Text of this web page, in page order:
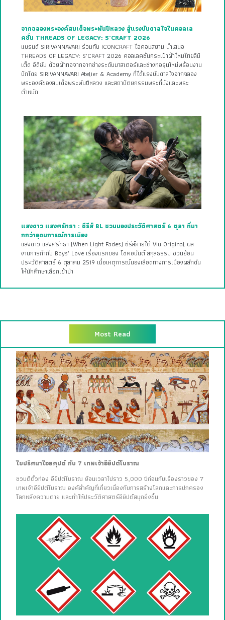
จากฉลองพระองค์สมเด็จพระพันปีหลวง สู่แรงบันดาลใจในคอลเล
คชั่น THREADS OF LEGACY: S’CRAFT 2026
แบรนด์ SIRIVANNAVARI ร่วมกับ ICONCRAFT ไอคอนสยาม นำเสนอ
THREADS OF LEGACY: S’CRAFT 2026 คอลเลคชั่นกระเป๋าผ้าไหมไทยลิมิ
เต็ด อิดิชัน ด้วยผ้าทอจากจากช่างระดับมาสเตอร์และช่างทอรุ่นใหม่พร้อมงาน
ปักโดย SIRIVANNAVARI Atelier & Academy ที่ได้แรงบันดาลใจจากฉลอง
พระองค์ของสมเด็จพระพันปีหลวง และสถาปัตยกรรมพระที่นั่งและพระ
ตำหนัก
แสงดาว แสงศรัทธา : ซีรีส์ BL ชวนมองประวัติศาสตร์ 6 ตุลา ที่มา
กกว่าอุดมการณ์การเมือง
แสงดาว แสงศรัทธา (When Light Fades) ซีรีส์ภายใต้ Viu Original ผล
งานการกำกับ Boys’ Love เรื่องแรกของ โชคอนันต์ สกุลธรรม ชวนย้อน
ประวัติศาสตร์ 6 ตุลาคม 2519 เมื่อเหตุการณ์นองเลือดทางการเมืองผลักดัน
ให้นักศึกษาเลือกเข้าป่า
Most Read
ไขปริศนาไอยคุปต์ กับ 7 เทพเจ้าอียิปต์โบราณ
ชวนตีตั๋วท่อง อียิปต์โบราณ ย้อนเวลาไปราว 5,000 ปีก่อนกับเรื่องราวของ 7
เทพเจ้าอียิปต์โบราณ องค์สำคัญที่เกี่ยวเนื่องกับการสร้างโลกและการปกครอง
โลกหลังความตาย และทำให้ประวัติศาสตร์อียิปต์สนุกยิ่งขึ้น